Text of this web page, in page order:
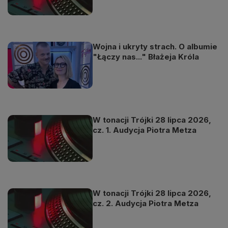
Wojna i ukryty strach. O albumie
"Łączy nas..." Błażeja Króla
W tonacji Trójki 28 lipca 2026,
cz. 1. Audycja Piotra Metza
W tonacji Trójki 28 lipca 2026,
cz. 2. Audycja Piotra Metza